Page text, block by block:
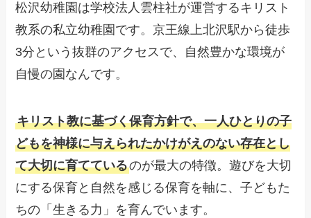
松沢幼稚園は学校法人雲柱社が運営するキリスト
教系の私立幼稚園です。京王線上北沢駅から徒歩
3分という抜群のアクセスで、自然豊かな環境が
自慢の園なんです。
キリスト教に基づく保育方針で、一人ひとりの子
どもを神様に与えられたかけがえのない存在とし
て大切に育てているのが最大の特徴。遊びを大切
にする保育と自然を感じる保育を軸に、子どもた
ちの「生きる力」を育んでいます。